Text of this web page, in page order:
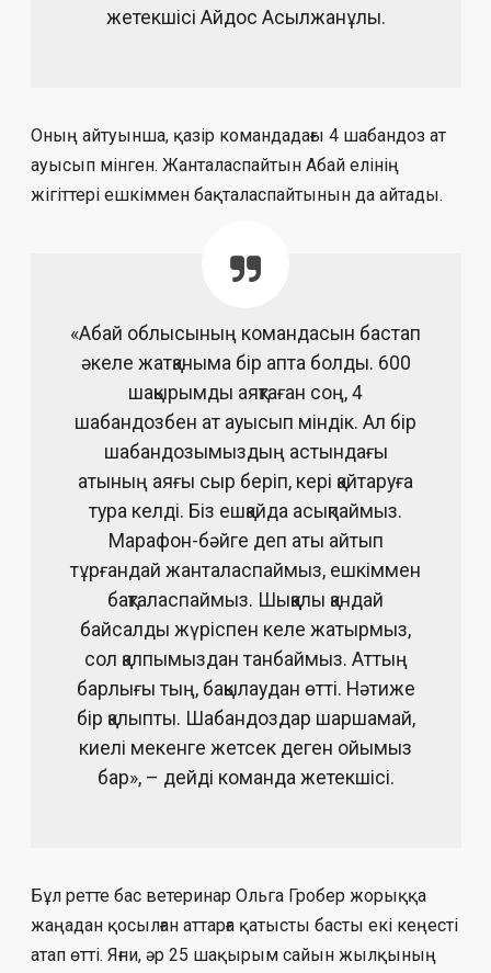
жетекшісі Айдос Асылжанұлы.
Оның айтуынша, қазір командадағы 4 шабандоз ат
ауысып мінген. Жанталаспайтын Абай елінің
жігіттері ешкіммен бақталаспайтынын да айтады.
«Абай облысының командасын бастап
әкеле жатқаныма бір апта болды. 600
шақырымды аяқтаған соң, 4
шабандозбен ат ауысып міндік. Ал бір
шабандозымыздың астындағы
атының аяғы сыр беріп, кері қайтаруға
тура келді. Біз ешқайда асықпаймыз.
Марафон-бәйге деп аты айтып
тұрғандай жанталаспаймыз, ешкіммен
бақталаспаймыз. Шыққалы қандай
байсалды жүріспен келе жатырмыз,
сол қалпымыздан танбаймыз. Аттың
барлығы тың, бақылаудан өтті. Нәтиже
бір қалыпты. Шабандоздар шаршамай,
киелі мекенге жетсек деген ойымыз
бар», – дейді команда жетекшісі.
Бұл ретте бас ветеринар Ольга Гробер жорыққа
жаңадан қосылған аттарға қатысты басты екі кеңесті
атап өтті. Яғни, әр 25 шақырым сайын жылқының